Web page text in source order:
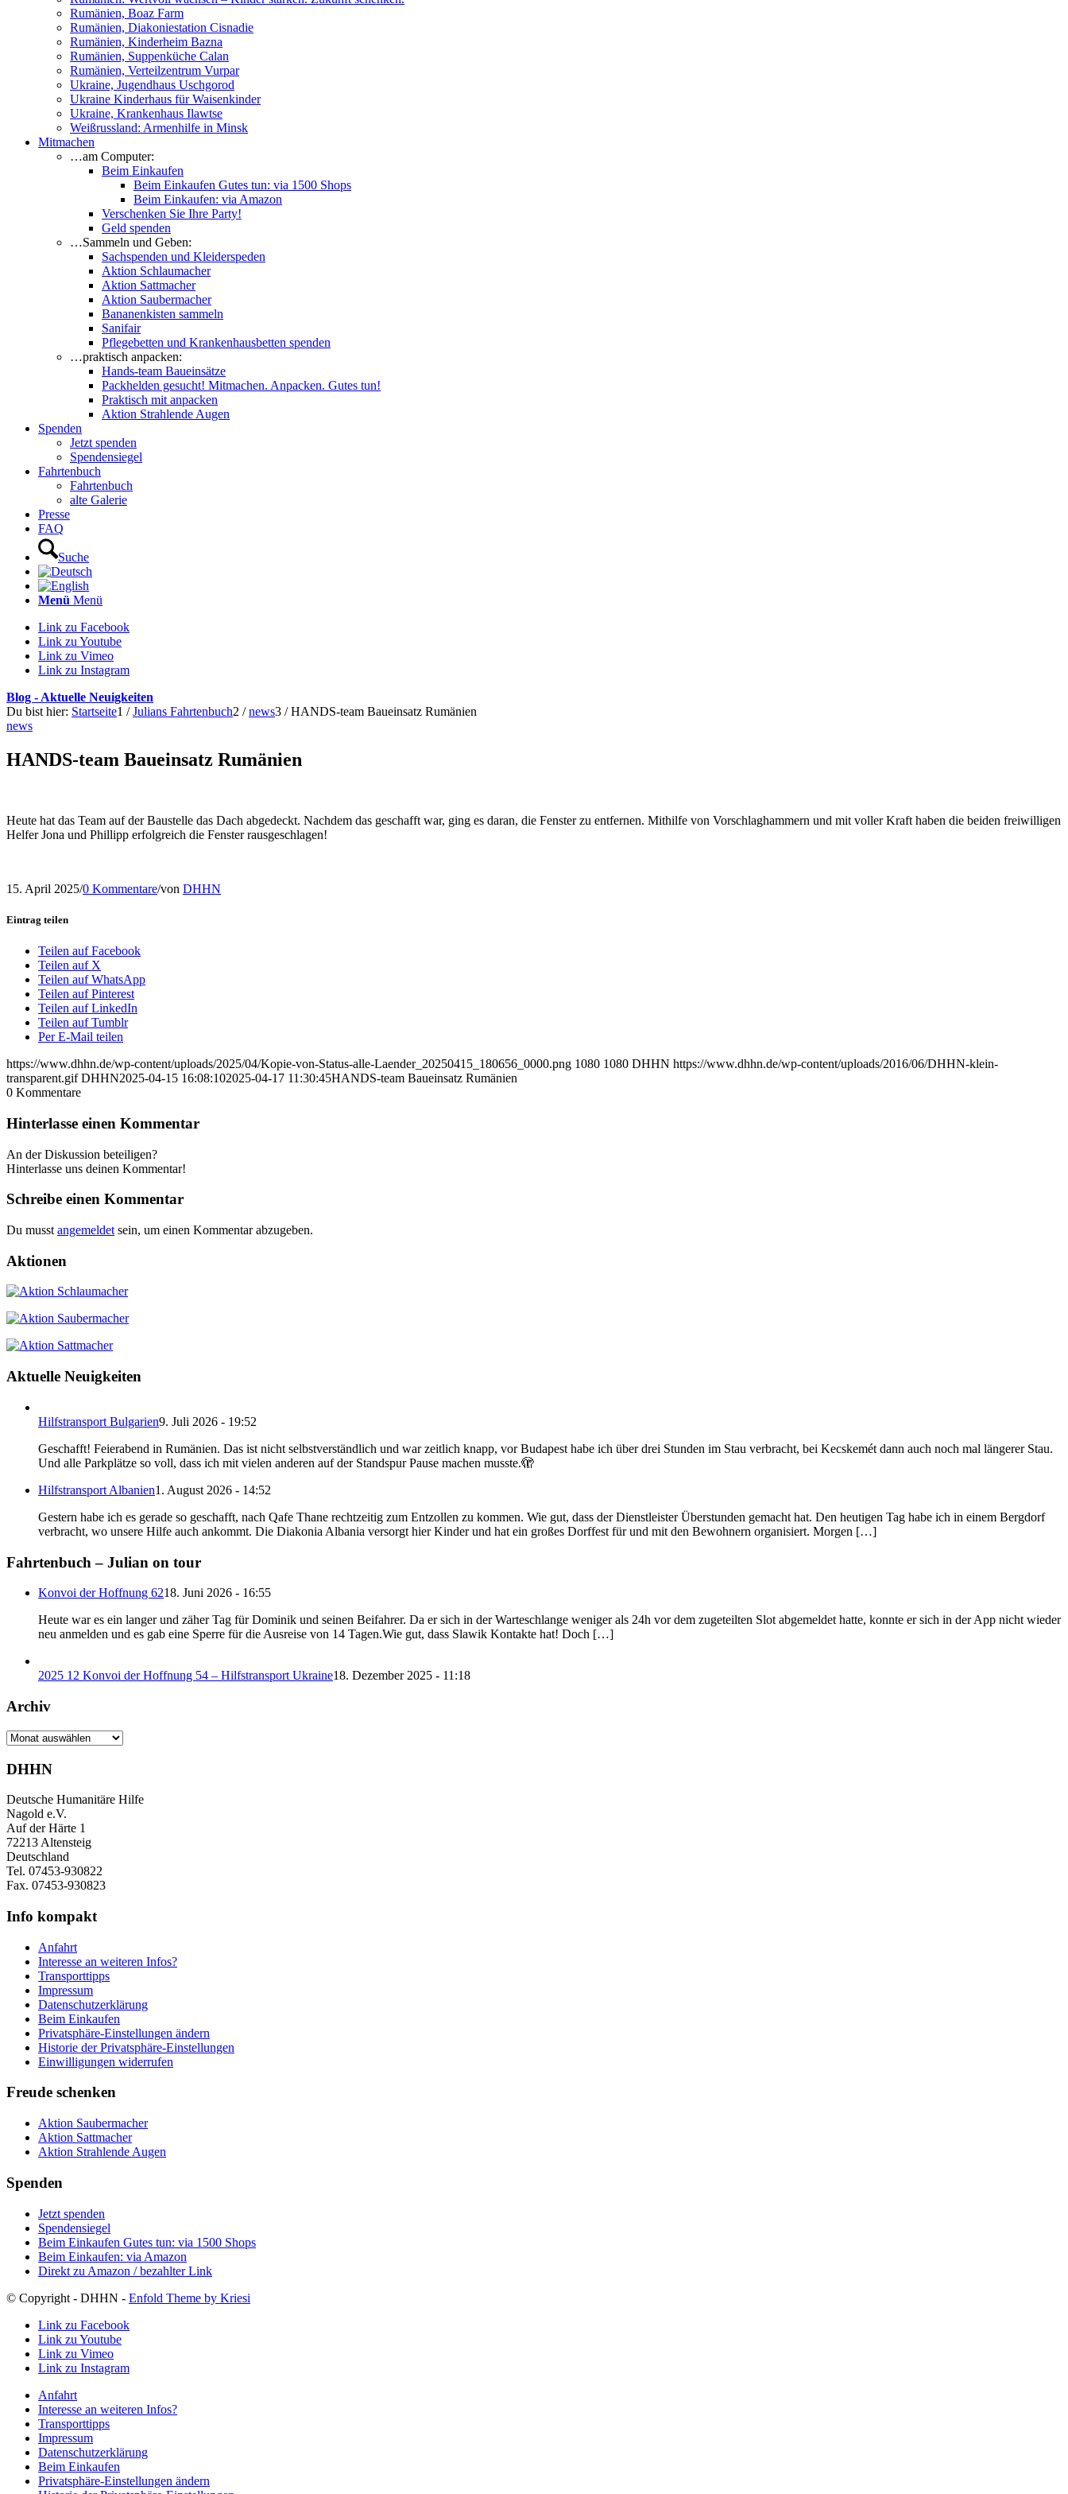
Rumänien, Boaz Farm
Rumänien, Diakoniestation Cisnadie
Rumänien, Kinderheim Bazna
Rumänien, Suppenküche Calan
Rumänien, Verteilzentrum Vurpar
Ukraine, Jugendhaus Uschgorod
Ukraine Kinderhaus für Waisenkinder
Ukraine, Krankenhaus Ilawtse
Weißrussland: Armenhilfe in Minsk
Mitmachen
…am Computer:
Beim Einkaufen
Beim Einkaufen Gutes tun: via 1500 Shops
Beim Einkaufen: via Amazon
Verschenken Sie Ihre Party!
Geld spenden
…Sammeln und Geben:
Sachspenden und Kleiderspeden
Aktion Schlaumacher
Aktion Sattmacher
Aktion Saubermacher
Bananenkisten sammeln
Sanifair
Pflegebetten und Krankenhausbetten spenden
…praktisch anpacken:
Hands-team Baueinsätze
Packhelden gesucht! Mitmachen. Anpacken. Gutes tun!
Praktisch mit anpacken
Aktion Strahlende Augen
Spenden
Jetzt spenden
Spendensiegel
Fahrtenbuch
Fahrtenbuch
alte Galerie
Presse
FAQ
Suche
Menü Menü
Link zu Facebook
Link zu Youtube
Link zu Vimeo
Link zu Instagram
Blog - Aktuelle Neuigkeiten
Du bist hier: Startseite1 / Julians Fahrtenbuch2 / news3 / HANDS-team Baueinsatz Rumänien
news
HANDS-team Baueinsatz Rumänien
Heute hat das Team auf der Baustelle das Dach abgedeckt. Nachdem das geschafft war, ging es daran, die Fenster zu entfernen. Mithilfe von Vorschlaghammern und mit voller Kraft haben die beiden freiwilligen
Helfer Jona und Phillipp erfolgreich die Fenster rausgeschlagen!
15. April 2025/0 Kommentare/von DHHN
Eintrag teilen
Teilen auf Facebook
Teilen auf X
Teilen auf WhatsApp
Teilen auf Pinterest
Teilen auf LinkedIn
Teilen auf Tumblr
Per E-Mail teilen
https://www.dhhn.de/wp-content/uploads/2025/04/Kopie-von-Status-alle-Laender_20250415_180656_0000.png 1080 1080 DHHN https://www.dhhn.de/wp-content/uploads/2016/06/DHHN-klein-
transparent.gif DHHN2025-04-15 16:08:102025-04-17 11:30:45HANDS-team Baueinsatz Rumänien
0 Kommentare
Hinterlasse einen Kommentar
An der Diskussion beteiligen?
Hinterlasse uns deinen Kommentar!
Schreibe einen Kommentar
Du musst angemeldet sein, um einen Kommentar abzugeben.
Aktionen
Aktuelle Neuigkeiten
Hilfstransport Bulgarien9. Juli 2026 - 19:52
Geschafft! Feierabend in Rumänien. Das ist nicht selbstverständlich und war zeitlich knapp, vor Budapest habe ich über drei Stunden im Stau verbracht, bei Kecskemét dann auch noch mal längerer Stau.
Und alle Parkplätze so voll, dass ich mit vielen anderen auf der Standspur Pause machen musste.🫣
Hilfstransport Albanien1. August 2026 - 14:52
Gestern habe ich es gerade so geschafft, nach Qafe Thane rechtzeitig zum Entzollen zu kommen. Wie gut, dass der Dienstleister Überstunden gemacht hat. Den heutigen Tag habe ich in einem Bergdorf
verbracht, wo unsere Hilfe auch ankommt. Die Diakonia Albania versorgt hier Kinder und hat ein großes Dorffest für und mit den Bewohnern organisiert. Morgen […]
Fahrtenbuch – Julian on tour
Konvoi der Hoffnung 6218. Juni 2026 - 16:55
Heute war es ein langer und zäher Tag für Dominik und seinen Beifahrer. Da er sich in der Warteschlange weniger als 24h vor dem zugeteilten Slot abgemeldet hatte, konnte er sich in der App nicht wieder
neu anmelden und es gab eine Sperre für die Ausreise von 14 Tagen.Wie gut, dass Slawik Kontakte hat! Doch […]
2025 12 Konvoi der Hoffnung 54 – Hilfstransport Ukraine18. Dezember 2025 - 11:18
Archiv
Archiv
DHHN
Deutsche Humanitäre Hilfe
Nagold e.V.
Auf der Härte 1
72213 Altensteig
Deutschland
Tel. 07453-930822
Fax. 07453-930823
Info kompakt
Anfahrt
Interesse an weiteren Infos?
Transporttipps
Impressum
Datenschutzerklärung
Beim Einkaufen
Privatsphäre-Einstellungen ändern
Historie der Privatsphäre-Einstellungen
Einwilligungen widerrufen
Freude schenken
Aktion Saubermacher
Aktion Sattmacher
Aktion Strahlende Augen
Spenden
Jetzt spenden
Spendensiegel
Beim Einkaufen Gutes tun: via 1500 Shops
Beim Einkaufen: via Amazon
Direkt zu Amazon / bezahlter Link
© Copyright - DHHN - Enfold Theme by Kriesi
Link zu Facebook
Link zu Youtube
Link zu Vimeo
Link zu Instagram
Anfahrt
Interesse an weiteren Infos?
Transporttipps
Impressum
Datenschutzerklärung
Beim Einkaufen
Privatsphäre-Einstellungen ändern